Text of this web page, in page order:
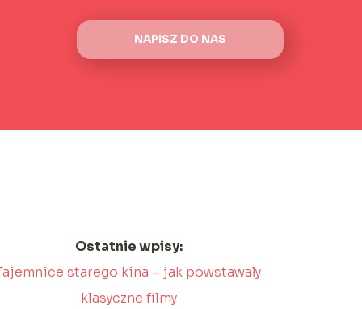
NAPISZ DO NAS
Ostatnie wpisy:
starego kina – jak powstawały
klasyczne filmy